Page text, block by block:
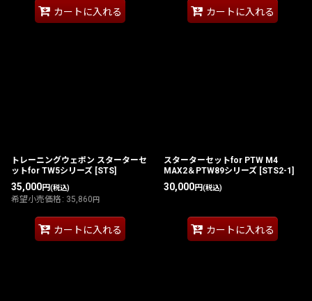
カートに入れる カートに入れる
トレーニングウェポン スターターセ
ットfor TW5シリーズ [STS]
35,000円(税込)
希望小売価格 : 35,860 円
カートに入れる
スターターセットfor PTW M4
MAX2＆PTW89シリーズ [STS2-1 ]
30,000円(税込)
カートに入れる